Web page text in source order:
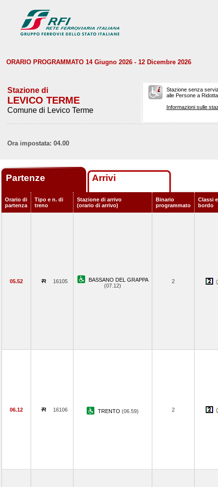
ORARIO PROGRAMMATO 14 Giugno 2026 - 12 Dicembre 2026
Stazione di
LEVICO TERME
Comune di Levico Terme
Stazione senza
alle Persone a
Informazioni sulle
Ora impostata: 04.00
Partenze Arrivi
Orario di
partenza
Tipo e n. di
treno
Stazione di arrivo
(orario di arrivo)
Binario
programmato
Classi
bordo
05.52 16105
BASSANO DEL GRAPPA
(07.12)
2
06.12 16106 TRENTO (06.59) 2